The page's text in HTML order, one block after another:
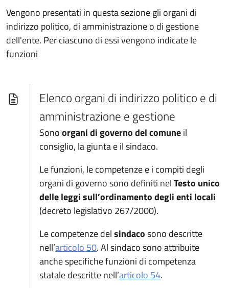
Vengono presentati in questa sezione gli organi di
indirizzo politico, di amministrazione o di gestione
dell'ente. Per ciascuno di essi vengono indicate le
funzioni
Elenco organi di indirizzo politico e di
amministrazione e gestione
Sonoorgani di governo del comuneil
consiglio, la giunta e il sindaco.
Le funzioni, le competenze e i compiti degli
organi di governo sono definiti nelTesto unico
delle leggi sull’ordinamento degli enti locali
(decreto legislativo 267/2000).
Le competenze delsindacosono descritte
nell’articolo 50(apre in un'altra scheda).
. Al sindaco sono attribuite
anche specifiche funzioni di competenza
statale descritte nell’articolo 54(apre in un'altra
.